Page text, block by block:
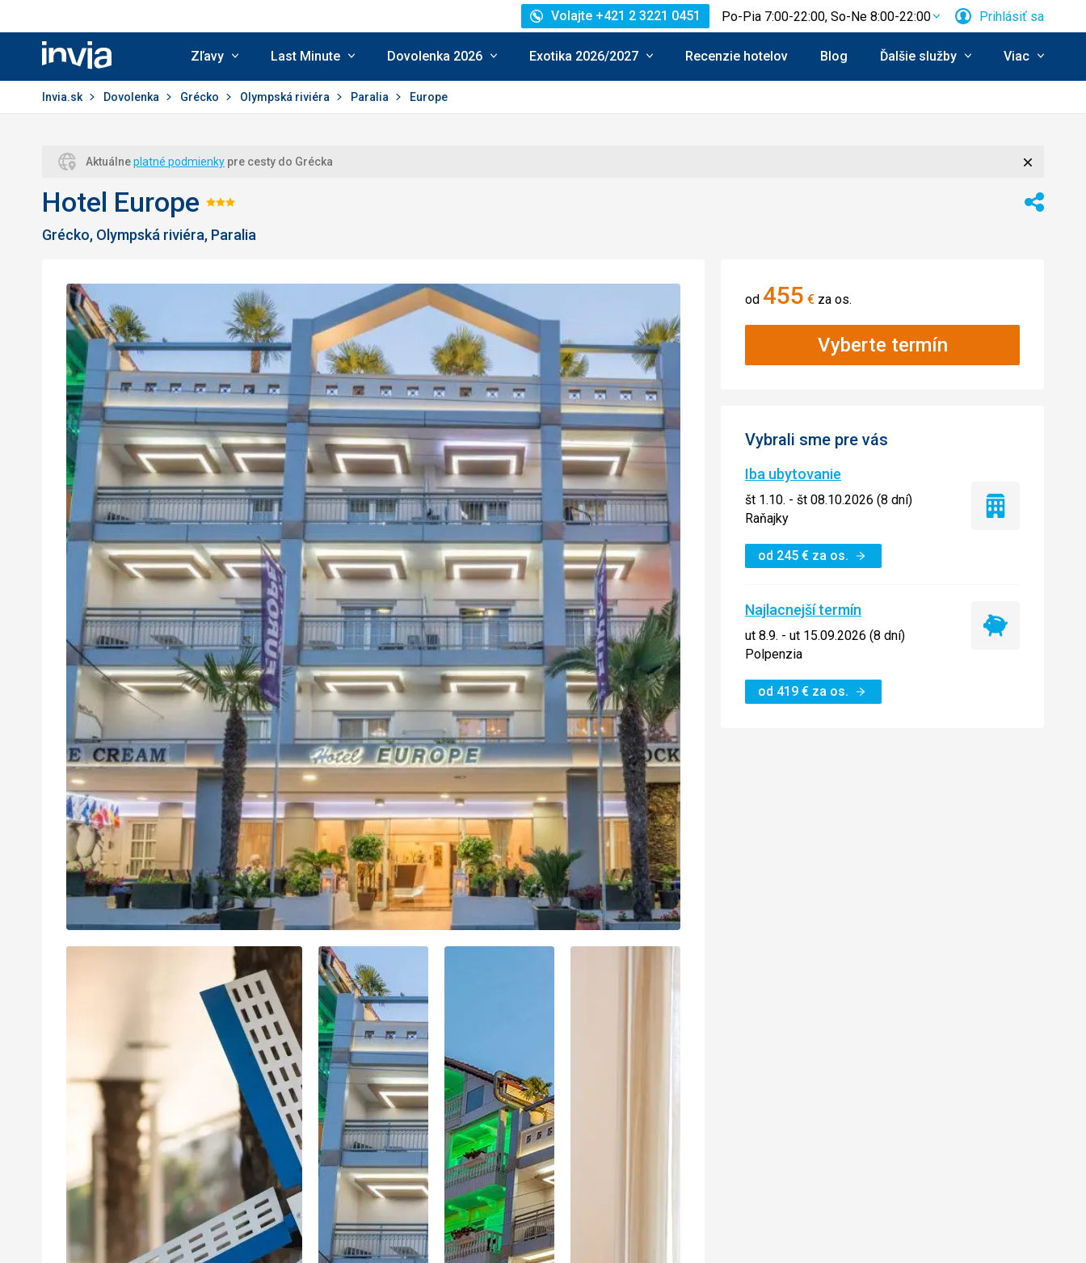
Invia.sk
Volajte +421 2 3221 0451 Po-Pia 7:00-22:00, So-Ne 8:00-22:00 Prihlásiť sa
Zľavy Last Minute Dovolenka 2026 Exotika 2026/2027 Recenzie hotelov Blog Ďalšie služby Viac
Invia.sk Dovolenka Grécko Olympská riviéra Paralia Europe
Aktuálneplatné podmienky pre cesty do Grécka
Hotel Europe Hodnotenie:
3/5
Grécko, Olympská riviéra, Paralia
Zdieľať
od 455 € za os.
Vyberte termín
Vybrali sme pre vás
Iba ubytovanie
št 1.10. - št 08.10.2026 (8 dní)
Raňajky
od 245 € za os.
Iba
Najlacnejší termín
ut 8.9. - ut 15.09.2026 (8 dní)
Polpenzia
od 419 € za os.
Najlacnejší